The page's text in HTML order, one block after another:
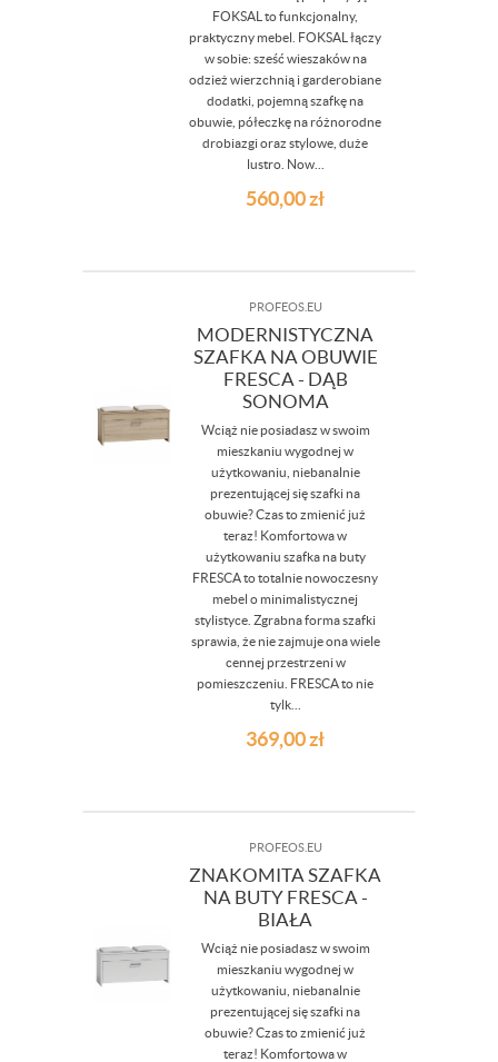
FOKSAL to funkcjonalny,
praktyczny mebel. FOKSAL łączy
w sobie: sześć wieszaków na
odzież wierzchnią i garderobiane
dodatki, pojemną szafkę na
obuwie, półeczkę na różnorodne
drobiazgi oraz stylowe, duże
lustro. Now...
560,00zł
PROFEOS.EU
MODERNISTYCZNA
SZAFKA NA OBUWIE
FRESCA - DĄB
SONOMA
Wciąż nie posiadasz w swoim
mieszkaniu wygodnej w
użytkowaniu, niebanalnie
prezentującej się szafki na
obuwie? Czas to zmienić już
teraz! Komfortowa w
użytkowaniu szafka na buty
FRESCA to totalnie nowoczesny
mebel o minimalistycznej
stylistyce. Zgrabna forma szafki
sprawia, że nie zajmuje ona wiele
cennej przestrzeni w
pomieszczeniu. FRESCA to nie
tylk...
369,00zł
PROFEOS.EU
ZNAKOMITA SZAFKA
NA BUTY FRESCA -
BIAŁA
Wciąż nie posiadasz w swoim
mieszkaniu wygodnej w
użytkowaniu, niebanalnie
prezentującej się szafki na
obuwie? Czas to zmienić już
teraz! Komfortowa w